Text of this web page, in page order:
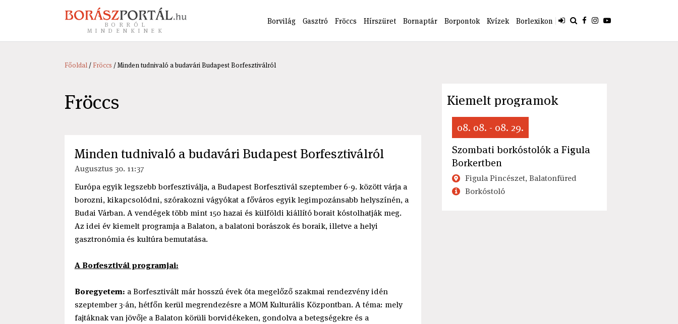
BORRÓL
MINDENKINEK
Borvilág Gasztró Fröccs Hírszüret Bornaptár Borpontok Kvízek Borlexikon
Főoldal/Fröccs / Minden tudnivaló a budavári Budapest Borfesztiválról
Fröccs
Minden tudnivaló a budavári Budapest Borfesztiválról
Augusztus 30. 11:37
Európa egyik legszebb borfesztiválja, a Budapest Borfesztivál szeptember 6-9. között várja a
borozni, kikapcsolódni, szórakozni vágyókat a főváros egyik legimpozánsabb helyszínén, a
Budai Várban. A vendégek több mint 150 hazai és külföldi kiállító borait kóstolhatják meg.
Az idei év kiemelt programja a Balaton, a balatoni borászok és boraik, illetve a helyi
gasztronómia és kultúra bemutatása.
A Borfesztivál programjai:
Boregyetem: a Borfesztivált már hosszú évek óta megelőző szakmai rendezvény idén
szeptember 3-án, hétfőn kerül megrendezésre a MOM Kulturális Központban. A téma: mely
fajtáknak van jövője a Balaton körüli borvidékeken, gondolva a betegségekre és a
Kiemelt programok
08. 08. - 08. 29.
Szombati borkóstolók a Figula
Borkertben
Figula Pincészet, Balatonfüred
Borkóstoló